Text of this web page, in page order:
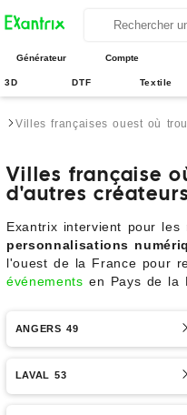
Générateur Compte
3D DTF Textile
Villes françaises ouest où
Villes française
d'autres créateurs
Exantrix intervient pour les
personnalisations
l'ouest de la France pour
événements en Pays de la
ANGERS 49
LAVAL 53